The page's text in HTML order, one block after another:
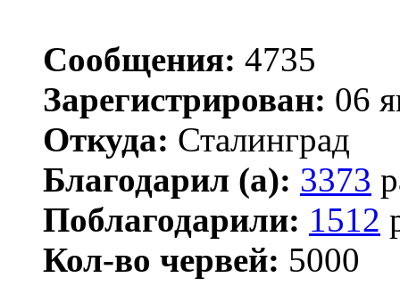
Сообщения: 4735
Зарегистрирован: 06
Откуда: Сталинград
Благодарил (а): 3373
Поблагодарили: 1512
Кол-во червей: 5000